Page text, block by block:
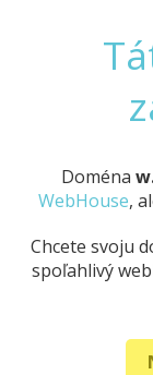
Doména
WebHouse,
Chcete svoju
spoľahlivý